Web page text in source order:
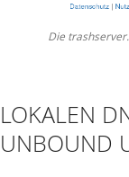
Die
LOKALEN
UNBOUND